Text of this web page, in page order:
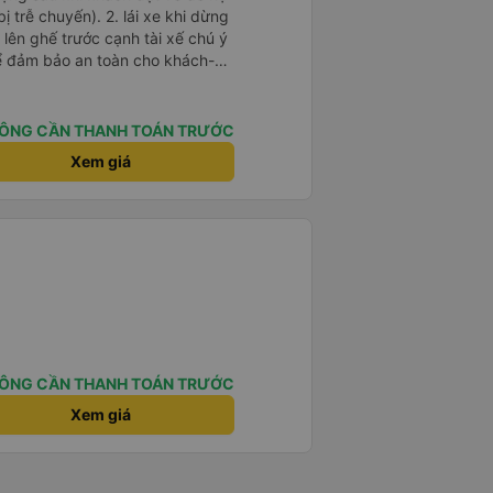
2. lái xe khi dừng
ghế trước cạnh tài xế chú ý
bảo an toàn cho khách-
nhật dạng ô lưới, cửa
Tng kịp 20h, để khách nối
đãng.
CẦN THANH TOÁN TRƯỚC
Xem giá
CẦN THANH TOÁN TRƯỚC
Xem giá